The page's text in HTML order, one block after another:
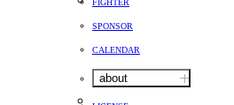
FIGHTER
SPONSOR
CALENDAR
about